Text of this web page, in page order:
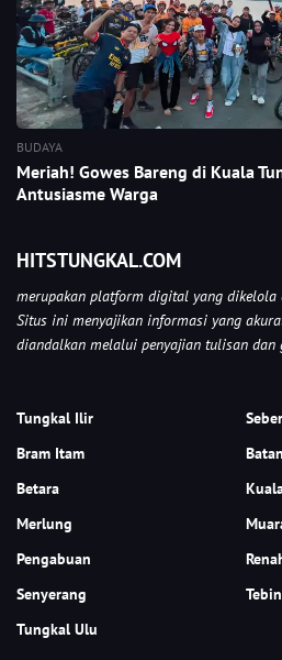
BUDAYA
Meriah! Gowes Bareng di Kuala
Antusiasme Warga
HITSTUNGKAL.COM
merupakan platform digital yang dikelola
Situs ini menyajikan informasi yang
diandalkan melalui penyajian tulisan
Tungkal Ilir
Bram Itam
Betara
Merlung
Pengabuan
Senyerang
Tungkal Ulu